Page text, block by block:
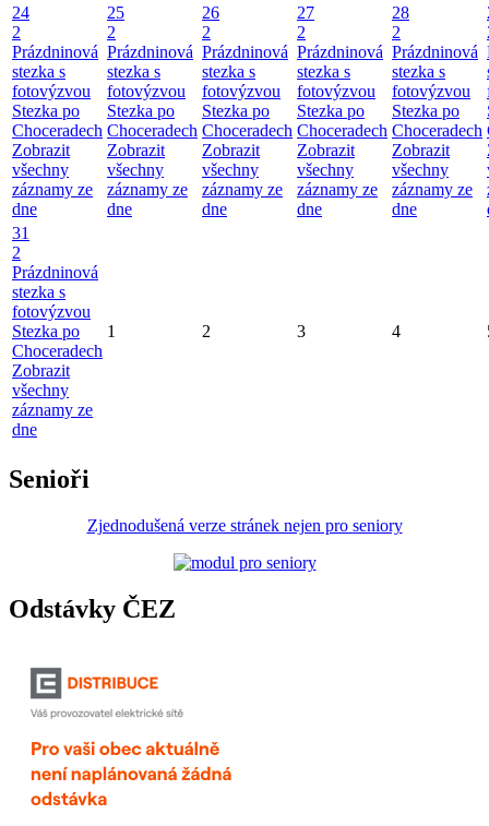
24
2
Prázdninová
stezka s
fotovýzvou
Stezka po
Choceradech
Zobrazit
všechny
záznamy ze
dne
25
2
Prázdninová
stezka s
fotovýzvou
Stezka po
Choceradech
Zobrazit
všechny
záznamy ze
dne
26
2
Prázdninová
stezka s
fotovýzvou
Stezka po
Choceradech
Zobrazit
všechny
záznamy ze
dne
27
2
Prázdninová
stezka s
fotovýzvou
Stezka po
Choceradech
Zobrazit
všechny
záznamy ze
dne
28
2
Prázdninová
stezka s
fotovýzvou
Stezka po
Choceradech
Zobrazit
všechny
záznamy ze
dne
31
2
Prázdninová
stezka s
fotovýzvou
Stezka po
Choceradech
Zobrazit
všechny
záznamy ze
dne
1 2 3 4
Senioři
Zjednodušená verze stránek nejen pro seniory
Odstávky ČEZ